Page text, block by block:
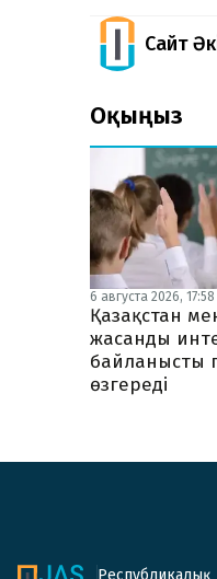
Сайт
Оқыңыз
6 августа 2026, 17:58
Қазақстан
жасанды
байланысты
өзгереді